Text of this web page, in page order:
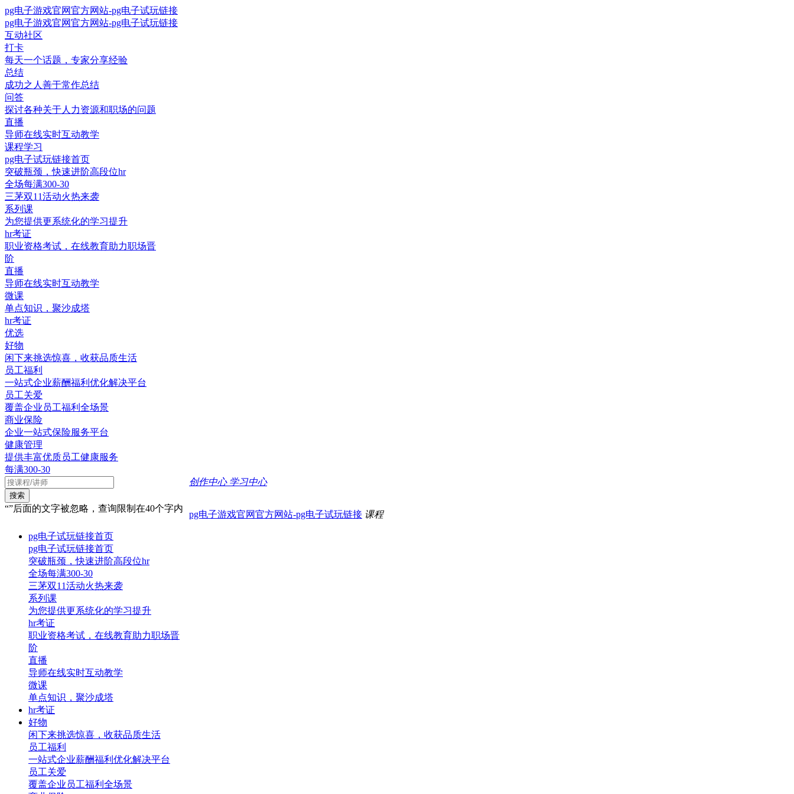
pg电子游戏官网官方网站-pg电子试玩链接
pg电子游戏官网官方网站-pg电子试玩链接
互动社区
打卡
每天一个话题，专家分享经验
总结
成功之人善于常作总结
问答
探讨各种关于人力资源和职场的问题
直播
导师在线实时互动教学
课程学习
pg电子试玩链接首页
突破瓶颈，快速进阶高段位hr
全场每满300-30
三茅双11活动火热来袭
系列课
为您提供更系统化的学习提升
hr考证
职业资格考试，在线教育助力职场晋
阶
直播
导师在线实时互动教学
微课
单点知识，聚沙成塔
hr考证
优选
好物
闲下来挑选惊喜，收获品质生活
员工福利
一站式企业薪酬福利优化解决平台
员工关爱
覆盖企业员工福利全场景
商业保险
企业一站式保险服务平台
健康管理
提供丰富优质员工健康服务
每满300-30
创作中心 学习中心
搜索
“”后面的文字被忽略，查询限制在40个字内
pg电子游戏官网官方网站-pg电子试玩链接 课程
pg电子试玩链接首页
pg电子试玩链接首页
突破瓶颈，快速进阶高段位hr
全场每满300-30
三茅双11活动火热来袭
系列课
为您提供更系统化的学习提升
hr考证
职业资格考试，在线教育助力职场晋
阶
直播
导师在线实时互动教学
微课
单点知识，聚沙成塔
hr考证
好物
闲下来挑选惊喜，收获品质生活
员工福利
一站式企业薪酬福利优化解决平台
员工关爱
覆盖企业员工福利全场景